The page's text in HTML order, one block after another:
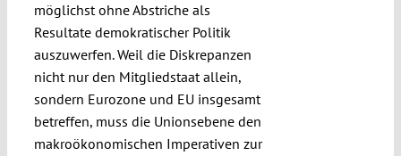
möglichst ohne Abstriche als
Resultate demokratischer Politik
auszuwerfen. Weil die Diskrepanzen
nicht nur den Mitgliedstaat allein,
sondern Eurozone und EU insgesamt
betreffen, muss die Unionsebene den
makroökonomischen Imperativen zur